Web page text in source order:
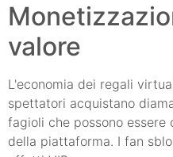
valore
L'economia dei regali
spettatori acquistano
fagioli che possono
della piattaforma. I fan